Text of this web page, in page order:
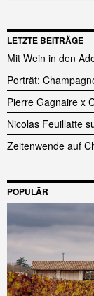
LETZTE BEITRÄGE
Mit Wein in den
Porträt:
Pierre Gagnaire x
Nicolas Feuillatte
Zeitenwende auf
POPULÄR